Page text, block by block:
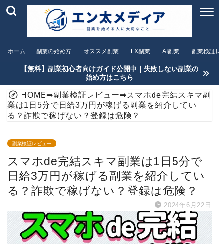
ホーム 副業の始め方 オススメ副業 FX副業 AI副業 副業検証
【無料】副業初心者向けガイド公開中｜失敗しない副業の
始め方はこちら
HOME➡副業検証レビュー➡スマホde完結スキマ副
業は1日5分で日給3万円が稼げる副業を紹介してい
る？詐欺で稼げない？登録は危険？
副業検証レビュー
スマホde完結スキマ副業は1日5分で
日給3万円が稼げる副業を紹介してい
る？詐欺で稼げない？登録は危険？
2024年6月22日